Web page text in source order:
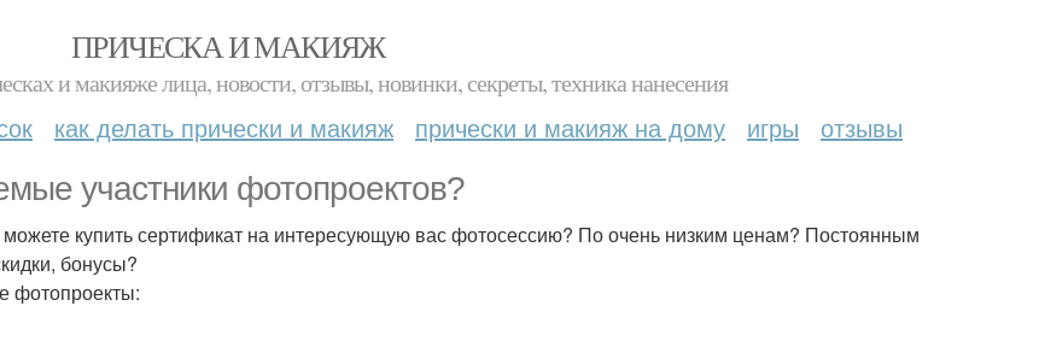
ПРИЧЕСКА И МАКИЯЖ
и макияже лица, новости, отзывы, новинки, секреты, техника нанесения
как делать прически и макияж прически и макияж на дому игры отзывы
участники фотопроектов?
купить сертификат на интересующую вас фотосессию? По очень низким ценам? Постоянным
бонусы?
фотопроекты: